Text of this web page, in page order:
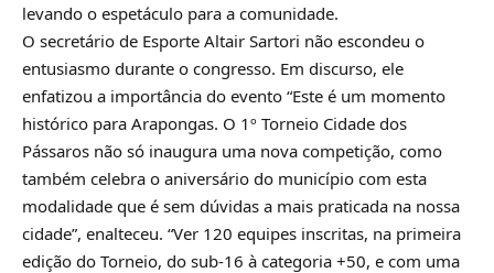
levando o espetáculo para a comunidade.
O secretário de Esporte Altair Sartori não escondeu o
entusiasmo durante o congresso. Em discurso, ele
enfatizou a importância do evento “Este é um momento
histórico para Arapongas. O 1º Torneio Cidade dos
Pássaros não só inaugura uma nova competição, como
também celebra o aniversário do município com esta
modalidade que é sem dúvidas a mais praticada na nossa
cidade”, enalteceu. “Ver 120 equipes inscritas, na primeira
edição do Torneio, do sub-16 à categoria +50, e com uma